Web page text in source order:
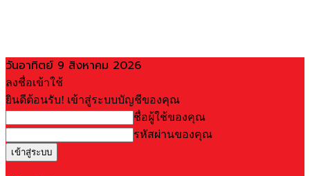
วันอาทิตย์ 9 สิงหาคม 2026
ลงชื่อเข้าใช้
ยินดีต้อนรับ! เข้าสู่ระบบบัญชีของคุณ
ชื่อผู้ใช้ของคุณ
รหัสผ่านของคุณ